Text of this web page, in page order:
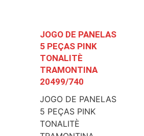
JOGO DE PANELAS
5 PEÇAS PINK
TONALITÈ
TRAMONTINA
20499/740
JOGO DE PANELAS
5 PEÇAS PINK
TONALITÈ